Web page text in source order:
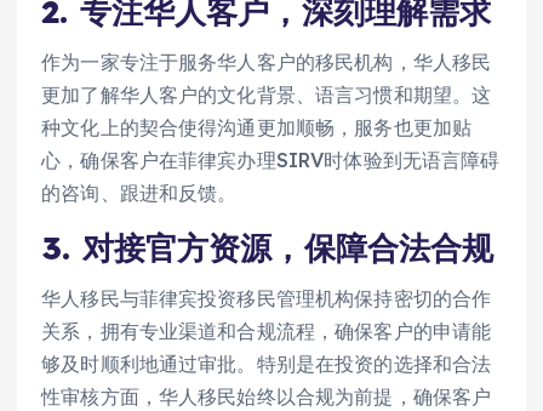
2. 专注华人客户，深刻理解需求
作为一家专注于服务华人客户的移民机构，华人移民
更加了解华人客户的文化背景、语言习惯和期望。这
种文化上的契合使得沟通更加顺畅，服务也更加贴
心，确保客户在菲律宾办理SIRV时体验到无语言障碍
的咨询、跟进和反馈。
3. 对接官方资源，保障合法合规
华人移民与菲律宾投资移民管理机构保持密切的合作
关系，拥有专业渠道和合规流程，确保客户的申请能
够及时顺利地通过审批。特别是在投资的选择和合法
性审核方面，华人移民始终以合规为前提，确保客户